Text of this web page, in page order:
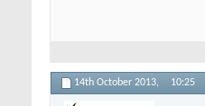
14th October 2013, 10:25